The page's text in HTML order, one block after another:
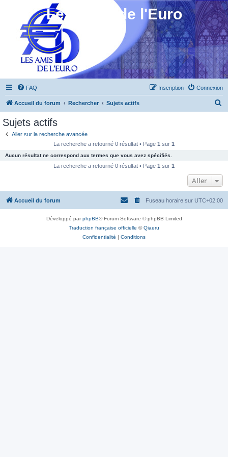
Les Amis de l'Euro
FAQ Connexion
Inscription
Accueil du forum Rechercher Sujets actifs
c
e
Sujets actifs
Aller sur la recherche avancée
La recherche a retourné 0 résultat • Page 1 sur 1
Aucun résultat ne correspond aux termes que vous avez spécifiés.
La recherche a retourné 0 résultat • Page 1 sur 1
Aller
Accueil du forum Fuseau horaire sur UTC+02:00
Développé parphpBB® Forum Software © phpBB Limited
Traduction française officielle ©Qiaeru
Confidentialité | Conditions